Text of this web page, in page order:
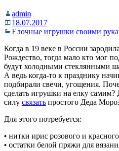
admin
18.07.2017
Елочные игрушки своими
Когда в 19 веке в России
Рождество, тогда мало кто мог
будут холодными стеклянными
А ведь когда-то к празднику
подбирали свечи, угощения.
сделать игрушки на елку
силу связать простого Деда
Для этого потребуется:
• нитки ирис розового и
• остатки белой пряжи для